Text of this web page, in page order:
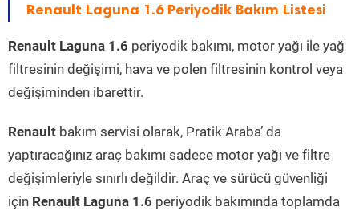
Renault Laguna 1.6 Periyodik Bakım Listesi
Renault Laguna 1.6 periyodik bakımı, motor yağı ile yağ
filtresinin değişimi, hava ve polen filtresinin kontrol veya
değişiminden ibarettir.
Renault bakım servisi olarak, Pratik Araba’ da
yaptıracağınız araç bakımı sadece motor yağı ve filtre
değişimleriyle sınırlı değildir. Araç ve sürücü güvenliği
için Renault Laguna 1.6 periyodik bakımında toplamda